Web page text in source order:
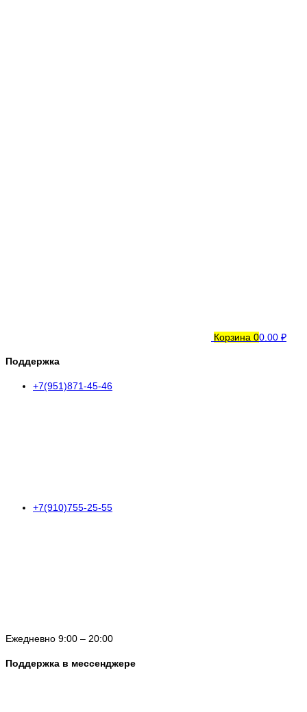
Корзина 00.00 ₽
Поддержка
+7(951)871-45-46
+7(910)755-25-55
Ежедневно 9:00 – 20:00
Поддержка в мессенджере